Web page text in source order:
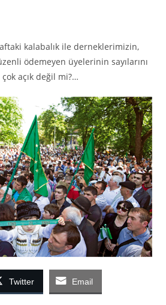
kalabalık ile derneklerimizin,
ödemeyen üyelerinin sayılarını
açık değil mi?…
Twitter Email